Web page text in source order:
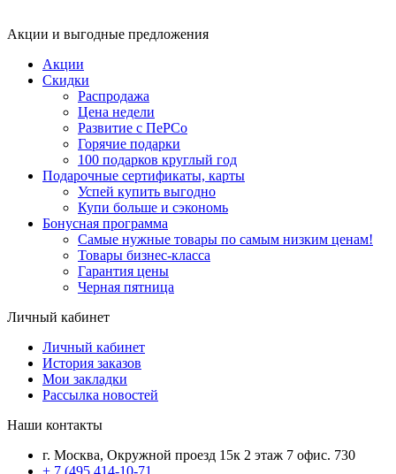
Акции и выгодные предложения
Акции
Скидки
Распродажа
Цена недели
Развитие с ПеРСо
Горячие подарки
100 подарков круглый год
Подарочные сертификаты, карты
Успей купить выгодно
Купи больше и сэкономь
Бонусная программа
Самые нужные товары по самым низким ценам!
Товары бизнес-класса
Гарантия цены
Черная пятница
Личный кабинет
Личный кабинет
История заказов
Мои закладки
Рассылка новостей
Наши контакты
г. Москва, Окружной проезд 15к 2 этаж 7 офис. 730
+ 7 (495 414-10-71